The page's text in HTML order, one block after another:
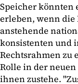
Speicher könnten
erleben, wenn
anstehende
konsistenten und
Rechtsrahmen zu
Rolle in der
ihnen zustehe.